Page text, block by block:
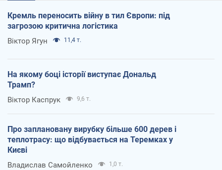
Кремль переносить війну в тил Європи: під
загрозою критична логістика
Віктор Ягун 11,4 т.
На якому боці історії виступає Дональд
Трамп?
Віктор Каспрук 9,6 т.
Про заплановану вирубку більше 600 дерев і
теплотрасу: що відбувається на Теремках у
Києві
Владислав Самойленко 1,0 т.